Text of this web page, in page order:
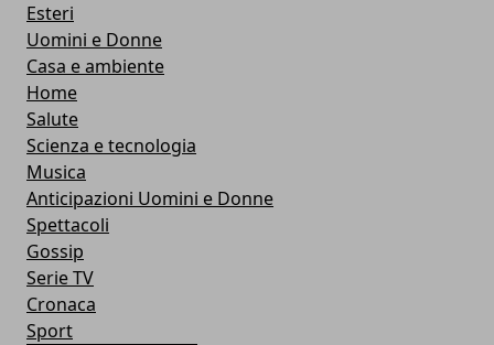
Esteri
Uomini e Donne
Casa e ambiente
Home
Salute
Scienza e tecnologia
Musica
Anticipazioni Uomini e Donne
Spettacoli
Gossip
Serie TV
Cronaca
Sport